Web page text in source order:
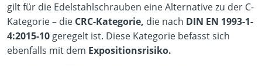
gilt für die Edelstahlschrauben eine Alternative zu der C-
Kategorie – die CRC-Kategorie, die nach DIN EN 1993-1-
4:2015-10 geregelt ist. Diese Kategorie befasst sich
ebenfalls mit dem Expositionsrisiko.